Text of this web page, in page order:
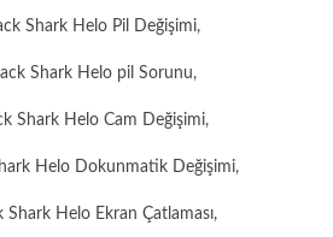
Shark Helo Pil Değişimi,
Shark Helo pil Sorunu,
Shark Helo Cam Değişimi,
Helo Dokunmatik Değişimi,
Shark Helo Ekran Çatlaması,